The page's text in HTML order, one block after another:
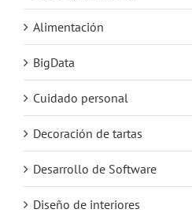
Alimentación
BigData
Cuidado personal
Decoración de tartas
Desarrollo de Software
Diseño de interiores